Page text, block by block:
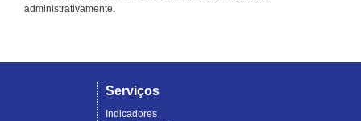
administrativamente.
Serviços
Indicadores